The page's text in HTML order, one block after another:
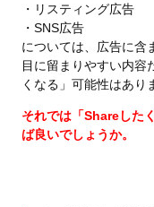
・リスティング広告
・SNS広告
については、広告に含
目に留まりやすい内容
くなる」可能性はあり
それでは「Shareした
ば良いでしょうか。